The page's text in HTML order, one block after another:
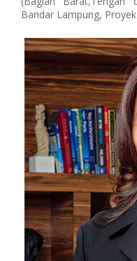
Bandar Lampung,